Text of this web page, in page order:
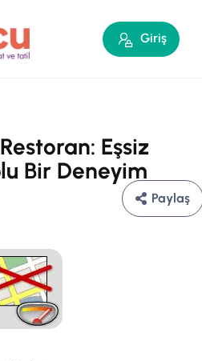
Giriş
Eşsiz
Bir Deneyim
Paylaş